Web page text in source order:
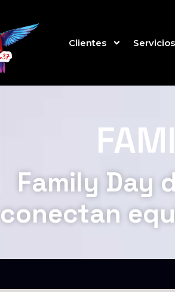
Clientes Servicios
Family Day
conectan